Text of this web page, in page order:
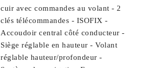
cuir avec commandes au volant - 2
clés télécommandes - ISOFIX -
Accoudoir central côté conducteur -
Siège réglable en hauteur - Volant
réglable hauteur/profondeur -